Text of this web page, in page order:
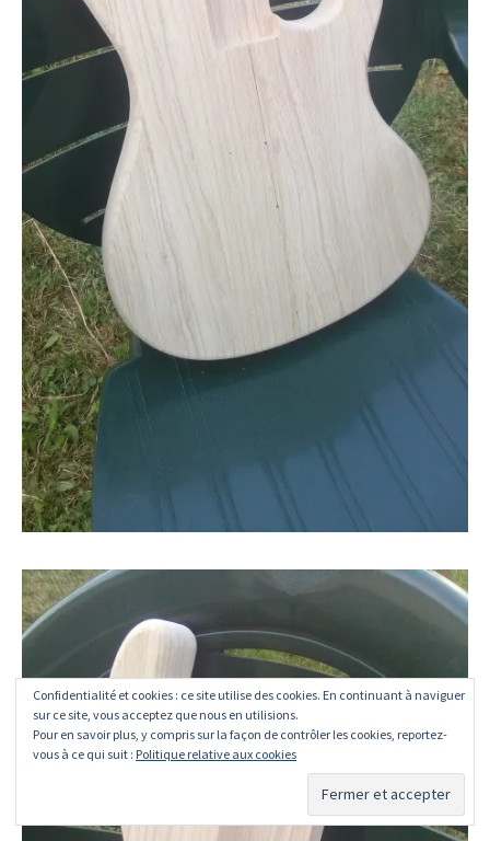
Confidentialité et cookies : ce site utilise des cookies. En continuant à naviguer
sur ce site, vous acceptez que nous en utilisions.
Pour en savoir plus, y compris sur la façon de contrôler les cookies, reportez-
vous à ce qui suit : Politique relative aux cookies